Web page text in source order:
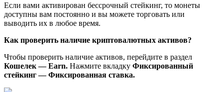
Если вами активирован бессрочный стейкинг, то монеты
доступны вам постоянно и вы можете торговать или
выводить их в любое время.
Как проверить наличие криптовалютных активов?
Чтобы проверить наличие активов, перейдите в раздел
Кошелек — Earn. Нажмите вкладку Фиксированный
стейкинг — Фиксированная ставка.